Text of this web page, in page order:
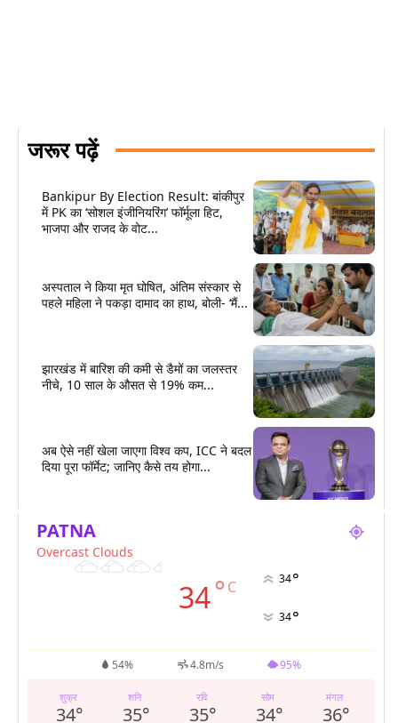
जरूर पढ़ें
Bankipur By Election Result: बांकीपुर
में PK का ‘सोशल इंजीनियरिंग’ फॉर्मूला हिट,
भाजपा और राजद के वोट...
अस्पताल ने किया मृत घोषित, अंतिम संस्कार से
पहले महिला ने पकड़ा दामाद का हाथ, बोली- ‘मैं...
झारखंड में बारिश की कमी से डैमों का जलस्तर
नीचे, 10 साल के औसत से 19% कम...
अब ऐसे नहीं खेला जाएगा विश्व कप, ICC ने बदल
दिया पूरा फॉर्मेट; जानिए कैसे तय होगा...
PATNA
Overcast Clouds
34° C 34°
34°
54% 4.8m/s 95%
शुक्र
34°
शनि
35°
रवि
35°
सोम
34°
मंगल
36°